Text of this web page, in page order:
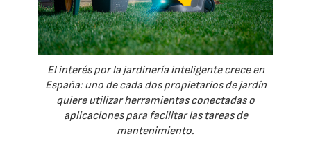
El interés por la jardinería inteligente crece en
España: uno de cada dos propietarios de jardín
quiere utilizar herramientas conectadas o
aplicaciones para facilitar las tareas de
mantenimiento.